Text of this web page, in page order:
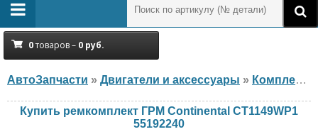
0товаров – 0 руб.
АвтоЗапчасти » Двигатели и аксессуары » Комплект ГРМ
Купить ремкомплект ГРМ Continental CT1149WP1
55192240